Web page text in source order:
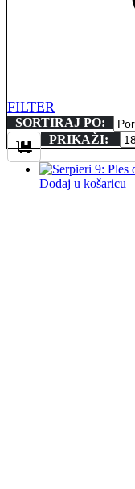
FILTER
SORTIRAJ PO:
PRIKAŽI:
Dodaj u košaricu